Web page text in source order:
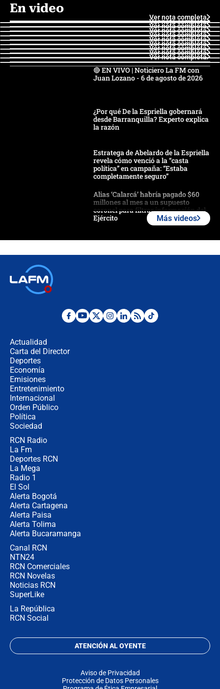
En video
Ver nota completa
Ver nota completa
Ver nota completa
Ver nota completa
Ver nota completa
Ver nota completa
Ver nota completa
Ver nota completa
Ver nota completa
Ver nota completa
🔴 EN VIVO | Noticiero La FM con
Juan Lozano - 6 de agosto de 2026
¿Por qué De la Espriella gobernará
desde Barranquilla? Experto explica
la razón
Estratega de Abelardo de la Espriella
revela cómo venció a la “casta
política” en campaña: “Estaba
completamente seguro”
Alias ‘Calarcá’ habría pagado $60
millones al mes a un supuesto
coronel para filtrar información del
Ejército
director de la Policía
Ministro de Defensa no descarta el
Más videos
Actualidad
Carta del Director
Deportes
Economía
Emisiones
Entretenimiento
Internacional
Orden Público
Política
Sociedad
RCN Radio
La Fm
Deportes RCN
La Mega
Radio 1
El Sol
Alerta Bogotá
Alerta Cartagena
Alerta Paisa
Alerta Tolima
Alerta Bucaramanga
Canal RCN
NTN24
RCN Comerciales
RCN Novelas
Noticias RCN
SuperLike
La República
RCN Social
ATENCIÓN AL OYENTE
Aviso de Privacidad
Protección de Datos Personales